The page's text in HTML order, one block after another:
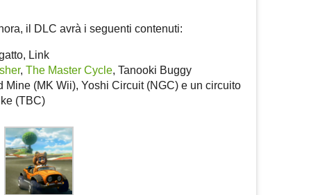
il DLC avrà i seguenti contenuti:
Link
, The Master Cycle, Tanooki Buggy
Mine (MK Wii), Yoshi Circuit (NGC) e un circuito
(TBC)